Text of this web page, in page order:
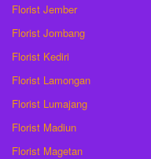
Florist Jember
Florist Jombang
Florist Kediri
Florist Lamongan
Florist Lumajang
Florist Madiun
Florist Magetan